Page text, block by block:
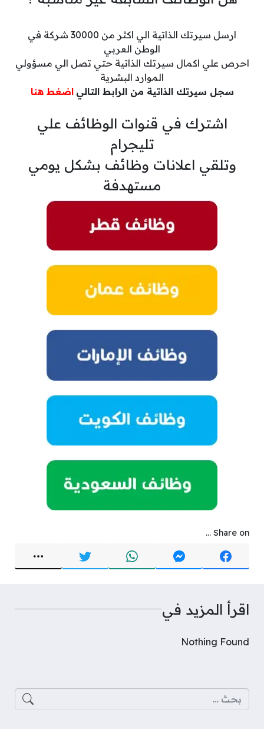
ارسل سيرتك الذاتية الي اكثر من 30000 شركة في
الوطن العربي
احرص علي اكمال سيرتك الذاتية حتي تصل الي مسؤولي
الموارد البشرية
سجل سيرتك الذاتية من الرابط التالي اضغط هنا
اشترك في قنوات الوظائف علي
تليجرام
وتلقي اعلانات وظائف بشكل يومي
مستهدفة
Share on ...
اقرأ المزيد في
Nothing Found
البحث عن: